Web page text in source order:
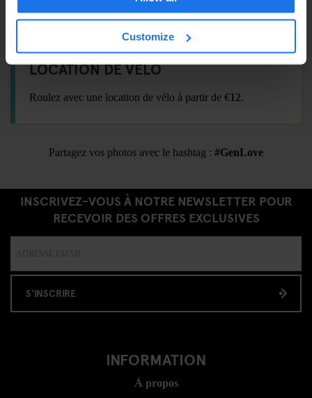
Customize
LOCATION DE VÉLO
Roulez avec une location de vélo à partir de €12.
Partagez vos photos avec le hashtag : #GenLove
INSCRIVEZ-VOUS À NOTRE NEWSLETTER POUR
RECEVOIR DES OFFRES EXCLUSIVES
S'INSCRIRE
INFORMATION
Á propos